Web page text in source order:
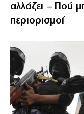
αλλάζει – Πού
περιορισμοί